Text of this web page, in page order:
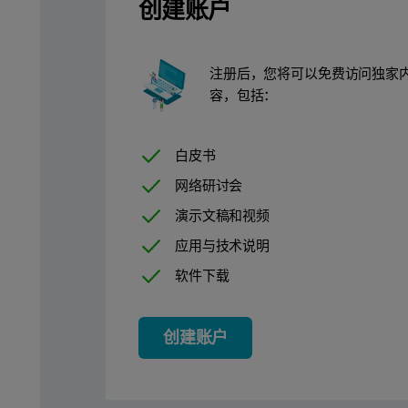
创建账户
注册后，您将可以免费访问独家
容，包括：
白皮书
网络研讨会
演示文稿和视频
应用与技术说明
软件下载
创建账户